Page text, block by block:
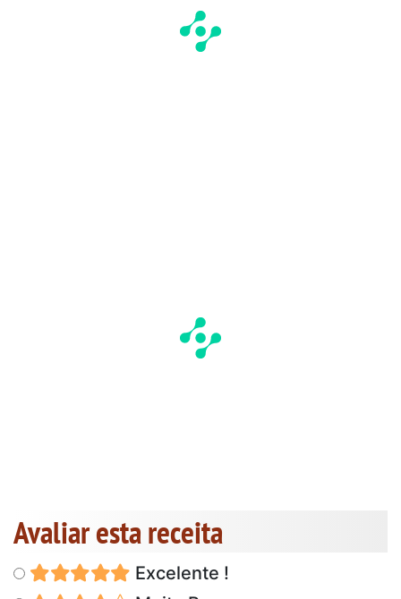
Avaliar esta receita
Excelente !